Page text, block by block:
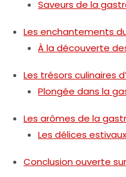
Saveurs de la
Les enchantements
À la découverte
Les trésors culinaires
Plongée dans la
Les arômes de la
Les délices estivaux
Conclusion ouverte